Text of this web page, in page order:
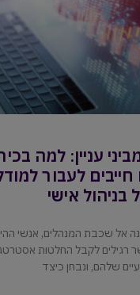
עניין: למה
בניהול אישי
אל שכבת המנהלים, אנשי
רגילים לקבל החלטות
שלהם, ונבחן כיצד